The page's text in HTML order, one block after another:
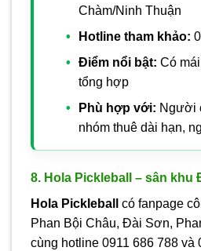
Chàm/Ninh Thuận
Hotline tham khảo:
Điểm nổi bật: Có
tổng hợp
Phù hợp với: Người
nhóm thuê dài hạn,
8. Hola Pickleball – sân khu
Hola Pickleball
có fanpage
Phan Bội Châu, Đài Sơn,
cùng hotline 0911 686 788 và